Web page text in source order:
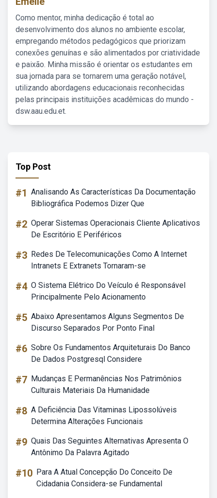
Como mentor, minha dedicação é total ao
desenvolvimento dos alunos no ambiente escolar,
empregando métodos pedagógicos que priorizam
conexões genuínas e são alimentados por criatividade
e paixão. Minha missão é orientar os estudantes em
sua jornada para se tornarem uma geração notável,
utilizando abordagens educacionais reconhecidas
pelas principais instituições acadêmicas do mundo -
dsw.aau.edu.et.
Top Post
#1 Analisando As Características Da Documentação
Bibliográfica Podemos Dizer Que
#2 Operar Sistemas Operacionais Cliente Aplicativos
De Escritório E Periféricos
#3 Redes De Telecomunicações Como A Internet
Intranets E Extranets Tornaram-se
#4 O Sistema Elétrico Do Veículo é Responsável
Principalmente Pelo Acionamento
#5 Abaixo Apresentamos Alguns Segmentos De
Discurso Separados Por Ponto Final
#6 Sobre Os Fundamentos Arquiteturais Do Banco
De Dados Postgresql Considere
#7 Mudanças E Permanências Nos Patrimônios
Culturais Materiais Da Humanidade
#8 A Deficiência Das Vitaminas Lipossolúveis
Determina Alterações Funcionais
#9 Quais Das Seguintes Alternativas Apresenta O
Antônimo Da Palavra Agitado
#10 Para A Atual Concepção Do Conceito De
Cidadania Considera-se Fundamental